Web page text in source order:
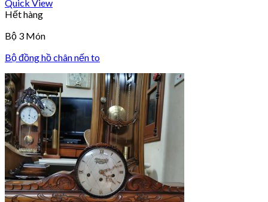
Quick View
Hết hàng
Bộ 3 Món
Bộ đồng hồ chân nến to